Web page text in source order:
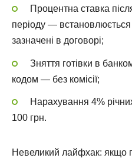
Процентна ставка
періоду — встановлюється
зазначені в договорі;
Зняття готівки в
кодом — без комісії;
Нарахування 4%
100 грн.
Невеликий лайфхак: якщо